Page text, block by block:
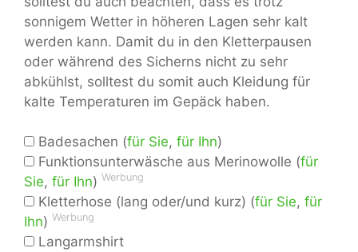
sonnigem Wetter in höheren Lagen sehr kalt
werden kann. Damit du in den Kletterpausen
oder während des Sicherns nicht zu sehr
abkühlst, solltest du somit auch Kleidung für
kalte Temperaturen im Gepäck haben.
Badesachen (für Sie, für Ihn)
Funktionsunterwäsche aus Merinowolle (für
Sie, für Ihn) Werbung
Kletterhose (lang oder/und kurz) (für Sie, für
Ihn) Werbung
Langarmshirt